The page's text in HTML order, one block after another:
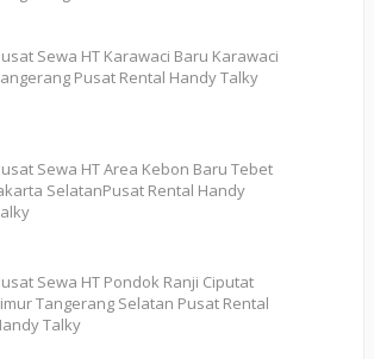
Sewa HT Karawaci Baru Karawaci
Pusat Rental Handy Talky
Sewa HT Area Kebon Baru Tebet
SelatanPusat Rental Handy
Sewa HT Pondok Ranji Ciputat
Tangerang Selatan Pusat Rental
Talky